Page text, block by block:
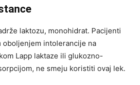
laktozu, monohidrat. Pacijenti
oboljenjem intolerancije na
Lapp laktaze ili glukozno-
ne smeju koristiti ovaj lek.